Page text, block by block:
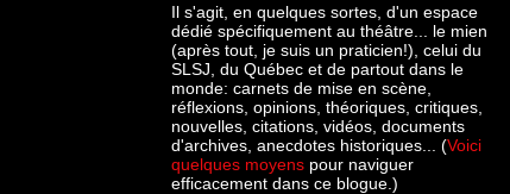
Il s'agit, en quelques sortes, d'un espace
dédié spécifiquement au théâtre... le mien
(après tout, je suis un praticien!), celui du
SLSJ, du Québec et de partout dans le
monde: carnets de mise en scène,
réflexions, opinions, théoriques, critiques,
nouvelles, citations, vidéos, documents
d'archives, anecdotes historiques... (Voici
quelques moyens pour naviguer
efficacement dans ce blogue.)